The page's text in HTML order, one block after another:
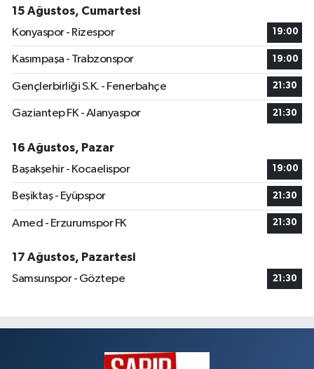
15 Ağustos, Cumartesi
Konyaspor - Rizespor
19:00
Kasımpaşa - Trabzonspor 19:00
Gençlerbirliği S.K. - Fenerbahçe 21:30
Gaziantep FK - Alanyaspor 21:30
16 Ağustos, Pazar
Başakşehir - Kocaelispor
19:00
Beşiktaş - Eyüpspor 21:30
Amed - Erzurumspor FK 21:30
17 Ağustos, Pazartesi
Samsunspor - Göztepe
21:30